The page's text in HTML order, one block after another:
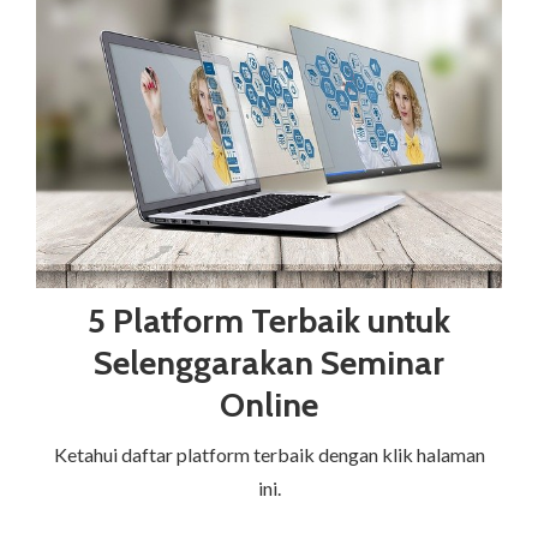
5 Platform Terbaik untuk
Selenggarakan Seminar
Online
Ketahui daftar platform terbaik dengan klik halaman
ini.